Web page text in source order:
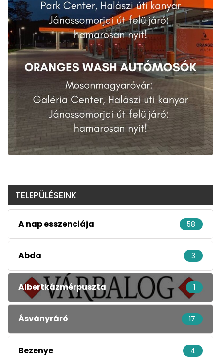
TELEPÜLÉSEINK
A nap esszenciája 58
Abda 3
Albertkázmérpuszta 1
Ásványráró 17
Bezenye 4